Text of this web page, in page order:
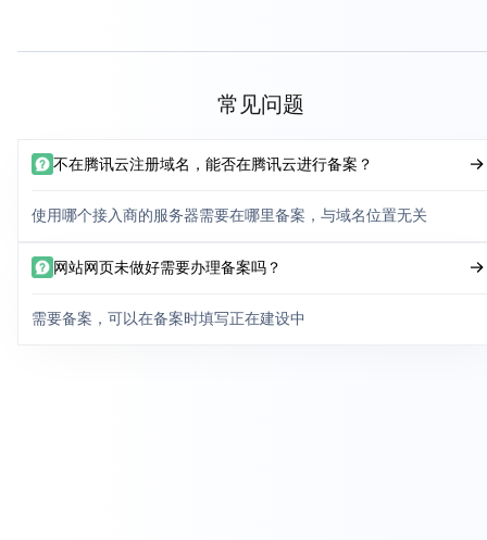
常见问题
不在腾讯云注册域名，能否在腾讯云进行备案？
使用哪个接入商的服务器需要在哪里备案，与域名位置无关
网站网页未做好需要办理备案吗？
需要备案，可以在备案时填写正在建设中